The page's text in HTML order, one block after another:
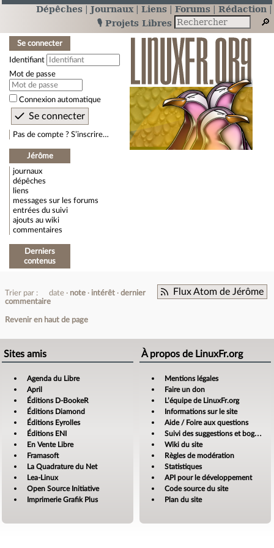
Dépêches Journaux Liens Forums
Rédaction
🎙️ Projets Libres
Se connecter
Identifiant
Mot de passe
Connexion automatique
Pas de compte ? S’inscrire…
Jérôme
journaux
dépêches
liens
messages sur les forums
entrées du suivi
ajouts au wiki
commentaires
Derniers
contenus
Flux Atom de Jérôme
Trier par : date note intérêt
dernier
commentaire
Revenir en haut de page
Sites amis
Agenda du Libre
April
Éditions D-BookeR
Éditions Diamond
Éditions Eyrolles
Éditions ENI
En Vente Libre
Framasoft
La Quadrature du Net
Lea-Linux
Open Source Initiative
Imprimerie Grafik Plus
À propos de LinuxFr.org
Mentions légales
Faire un don
L’équipe de LinuxFr.org
Informations sur le site
Aide / Foire aux questions
Suivi des suggestions et bogues
Wiki du site
Règles de modération
Statistiques
API pour le développement
Code source du site
Plan du site